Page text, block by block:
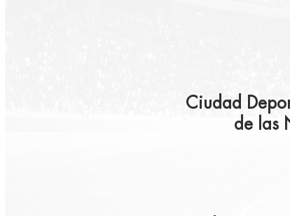
Ciudad
de las